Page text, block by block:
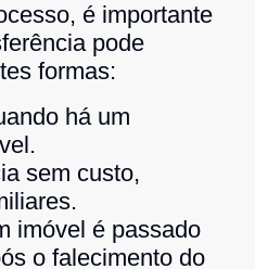
é importante
pode
formas:
há um
sem custo,
imóvel é passado
o falecimento do